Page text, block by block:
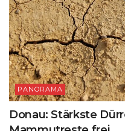
PANORAMA
Donau: Stärkste